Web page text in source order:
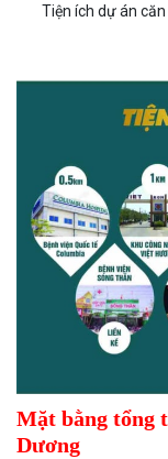
Tiện ích dự án
Mặt bằng tổng
Dương